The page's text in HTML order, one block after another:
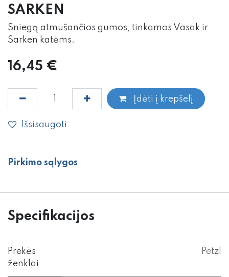
SARKEN
Sniegą atmušančios gumos, tinkamos Vasak ir
Sarken katėms.
16,45 €
Įdėti į krepšelį
Išsisaugoti
Pirkimo sąlygos
Specifikacijos
Prekės
ženklai
Petzl